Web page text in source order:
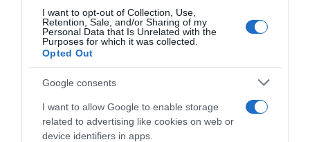
I want to opt-out of Collection, Use,
Retention, Sale, and/or Sharing of my
Personal Data that Is Unrelated with the
Purposes for which it was collected.
Opted Out
Google consents
I want to allow Google to enable storage
related to advertising like cookies on web or
device identifiers in apps.
Bernadett.
Forrás: Blikk
Megosztás: Facebook Twitter Pinterest
Címkék: szerelem,párkapcsolat,Miller Zoltán,
Vágó Bernadett